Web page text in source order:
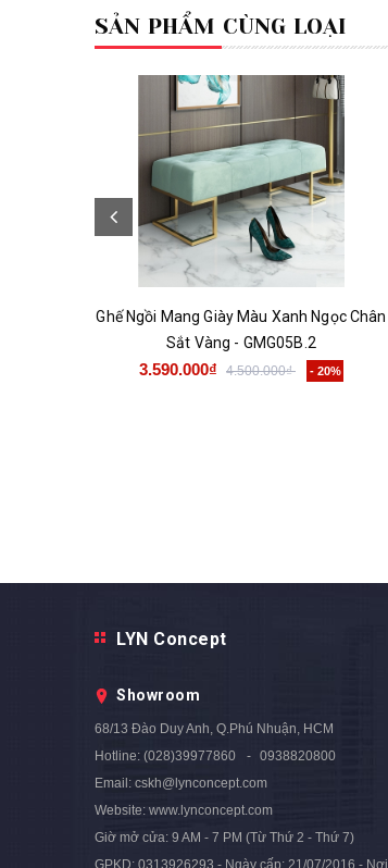
SẢN PHẨM CÙNG LOẠI
Ghế Ngồi Mang Giày Màu Xanh Ngọc Chân
Sắt Vàng - GMG05B.2
3.590.000₫ 4.500.000₫ - 20%
LYN Concept
Showroom
68/13 Đào Duy Anh, Q.Phú Nhuận, HCM
Hotline: (028)39977860
0938820800
Email: cskh@lynconcept.com
Website: www.lynconcept.com
Giờ mở cửa: 9 AM - 7 PM (Từ Thứ 2 - Thứ 7)
GPKD: 0313926293 - Ngày cấp: 21/07/2016 - Nơi